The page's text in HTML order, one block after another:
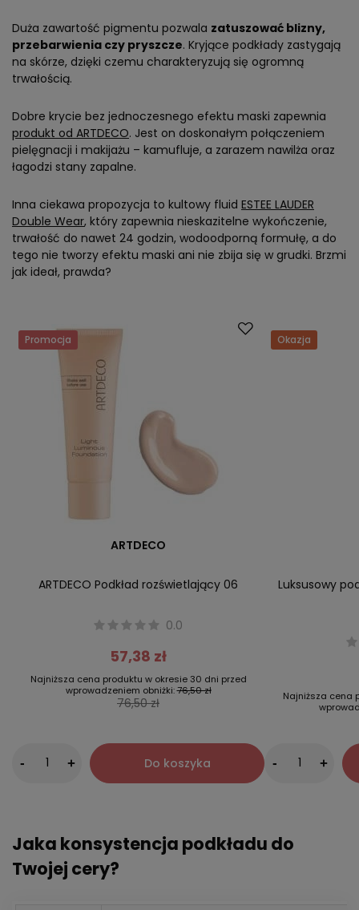
Duża zawartość pigmentu pozwala zatuszować blizny,
przebarwienia czy pryszcze. Kryjące podkłady zastygają
na skórze, dzięki czemu charakteryzują się ogromną
trwałością.
Dobre krycie bez jednoczesnego efektu maski zapewnia
produkt od ARTDECO. Jest on doskonałym połączeniem
pielęgnacji i makijażu – kamufluje, a zarazem nawilża oraz
łagodzi stany zapalne.
Inna ciekawa propozycja to kultowy fluid ESTEE LAUDER
Double Wear, który zapewnia nieskazitelne wykończenie,
trwałość do nawet 24 godzin, wodoodporną formułę, a do
tego nie tworzy efektu maski ani nie zbija się w grudki. Brzmi
jak ideał, prawda?
Promocja
ARTDECO
ARTDECO Podkład rozświetlający 06
0.0
57,38 zł
Najniższa cena produktu w okresie 30 dni przed
wprowadzeniem obniżki:76,50 zł
76,50 zł
- + Do koszyka
Okazja
Luksusowy
Najniższa cena
- +
Jaka konsystencja podkładu do
Twojej cery?